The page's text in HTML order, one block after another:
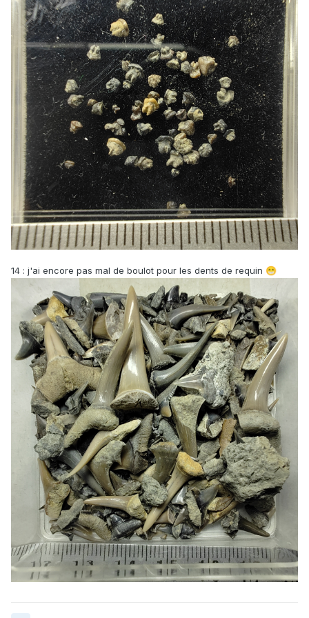
14 : j'ai encore pas mal de boulot pour les dents de requin 😁